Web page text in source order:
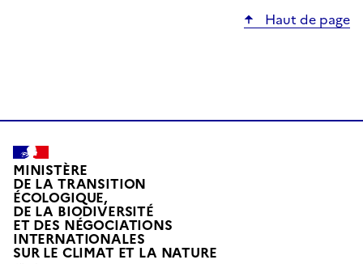
Haut de page
MINISTÈRE
DE LA TRANSITION
ÉCOLOGIQUE,
DE LA BIODIVERSITÉ
ET DES NÉGOCIATIONS
INTERNATIONALES
SUR LE CLIMAT ET LA NATUREL